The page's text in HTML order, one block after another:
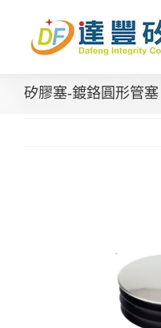
content
矽膠塞-鍍鉻圓形管塞